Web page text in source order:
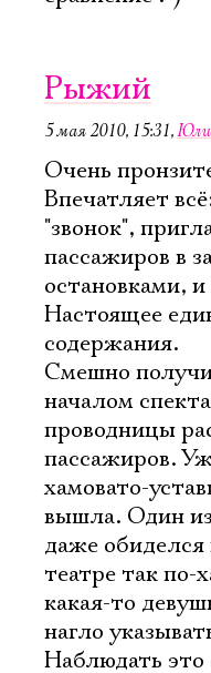
Рыжий
5 мая 2010, 15:31,
Очень
Впечатляет
"звонок",
пассажиров в
остановками,
Настоящее
содержания.
Смешно
началом
проводницы
пассажиров.
хамовато-
вышла. Один
даже
театре так по-
какая-то
нагло
Наблюдать